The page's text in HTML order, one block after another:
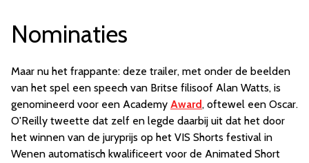
Nominaties
Maar nu het frappante: deze trailer, met onder de beelden
van het spel een speech van Britse filisoof Alan Watts, is
genomineerd voor een Academy Award, oftewel een Oscar.
O'Reilly tweette dat zelf en legde daarbij uit dat het door
het winnen van de juryprijs op het VIS Shorts festival in
Wenen automatisch kwalificeert voor de Animated Short